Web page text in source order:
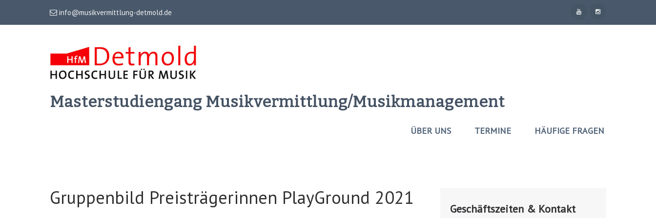
info@musikvermittlung-detmold.de
Masterstudiengang Musikvermittlung/Musikmanagement
ÜBER UNS TERMINE HÄUFIGE FRAGEN
Gruppenbild Preisträgerinnen PlayGround 2021 Geschäftszeiten & Kontakt